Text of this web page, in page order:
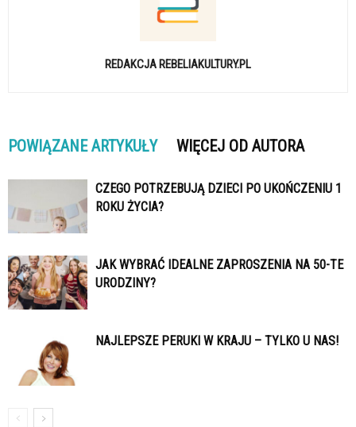
REDAKCJA REBELIAKULTURY.PL
POWIĄZANE ARTYKUŁY WIĘCEJ OD AUTORA
CZEGO POTRZEBUJĄ DZIECI PO UKOŃCZENIU 1
ROKU ŻYCIA?
JAK WYBRAĆ IDEALNE ZAPROSZENIA NA 50-TE
URODZINY?
NAJLEPSZE PERUKI W KRAJU – TYLKO U NAS!